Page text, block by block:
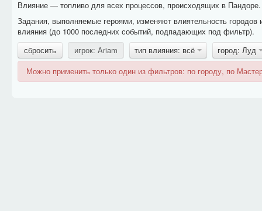
Влияние — топливо для всех процессов, происходящих в
Задания, выполняемые героями, изменяют влиятельность
влияния (до 1000 последних событий, подпадающих под фильтр).
сбросить
игрок: Ariam тип влияния: всё
город: Луд
Можно применить только один из фильтров: по городу, по